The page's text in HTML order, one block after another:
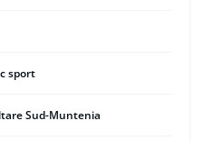
sport
Sud-Muntenia